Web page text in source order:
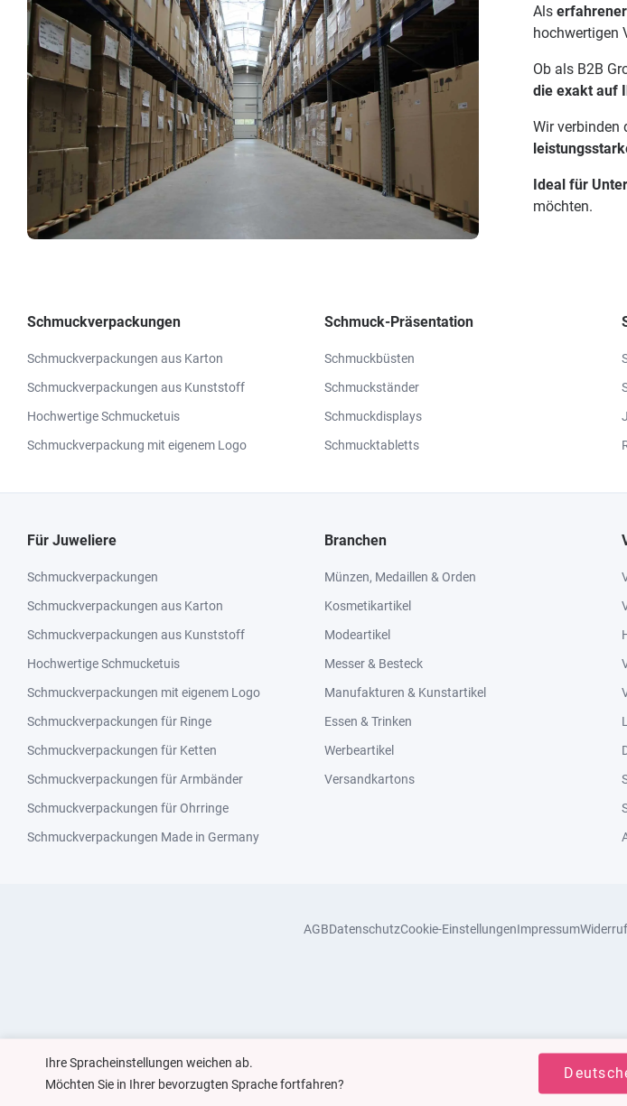
Als
hochwertigen
Ob als B2B
die exakt auf
Wir verbinden
Ideal für
möchten.
Schmuckverpackungen
Schmuckverpackungen aus Karton
Schmuckverpackungen aus Kunststoff
Hochwertige Schmucketuis
Schmuckverpackung mit eigenem Logo
Schmuck-Präsentation
Schmuckbüsten
Schmuckständer
Schmuckdisplays
Schmucktabletts
Für Juweliere
Schmuckverpackungen
Schmuckverpackungen aus Karton
Schmuckverpackungen aus Kunststoff
Hochwertige Schmucketuis
Schmuckverpackungen mit eigenem Logo
Schmuckverpackungen für Ringe
Schmuckverpackungen für Ketten
Schmuckverpackungen für Armbänder
Schmuckverpackungen für Ohrringe
Schmuckverpackungen Made in Germany
Branchen
Münzen, Medaillen & Orden
Kosmetikartikel
Modeartikel
Messer & Besteck
Manufakturen & Kunstartikel
Essen & Trinken
Werbeartikel
Versandkartons
AGBDatenschutzCookie-EinstellungenImpressum
Ihre Spracheinstellungen weichen ab.
Möchten Sie in Ihrer bevorzugten Sprache fortfahren?